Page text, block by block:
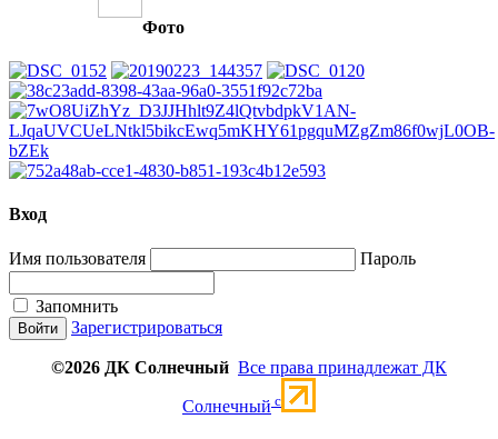
Фото
Вход
Имя пользователя Пароль
Запомнить
Зарегистрироваться
©2026 ДК Солнечный Все права принадлежат ДК
Солнечный c